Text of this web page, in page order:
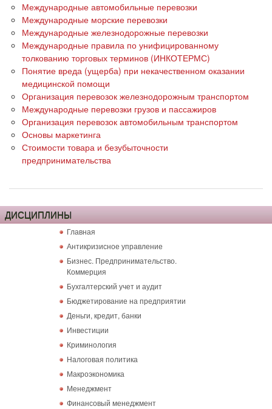
Международные автомобильные перевозки
Международные морские перевозки
Международные железнодорожные перевозки
Международные правила по унифицированному
толкованию торговых терминов (ИНКОТЕРМС)
Понятие вреда (ущерба) при некачественном оказании
медицинской помощи
Организация перевозок железнодорожным транспортом
Международные перевозки грузов и пассажиров
Организация перевозок автомобильным транспортом
Основы маркетинга
Стоимости товара и безубыточности
предпринимательства
ДИСЦИПЛИНЫ
Главная
Антикризисное управление
Бизнес. Предпринимательство.
Коммерция
Бухгалтерский учет и аудит
Бюджетирование на предприятии
Деньги, кредит, банки
Инвестиции
Криминология
Налоговая политика
Макроэкономика
Менеджмент
Финансовый менеджмент